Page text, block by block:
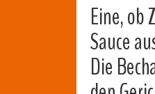
Eine, ob
Sauce
Die